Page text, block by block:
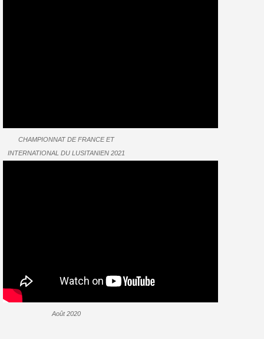
CHAMPIONNAT DE FRANCE ET
INTERNATIONAL DU LUSITANIEN 2021
Août 2020